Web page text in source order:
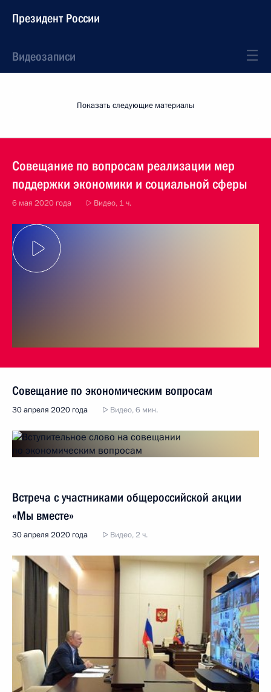
Президент России
Видеозаписи
Показать следующие материалы
Совещание по вопросам реализации мер
поддержки экономики и социальной сферы
6 мая 2020 года Видео, 1 ч.
Совещание по экономическим вопросам
30 апреля 2020 года Видео, 6 мин.
Встреча с участниками общероссийской акции
«Мы вместе»
30 апреля 2020 года Видео, 2 ч.